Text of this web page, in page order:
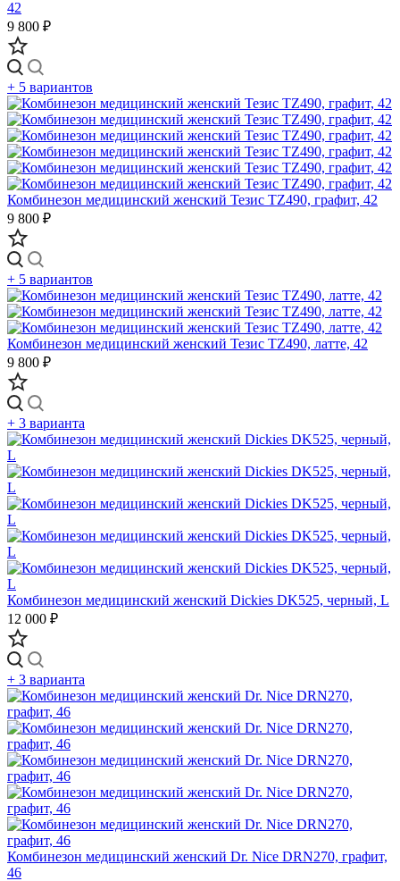
42
9 800 ₽
+ 5 вариантов
Комбинезон медицинский женский Тезис TZ490, графит, 42
9 800 ₽
+ 5 вариантов
Комбинезон медицинский женский Тезис TZ490, латте, 42
9 800 ₽
+ 3 варианта
Комбинезон медицинский женский Dickies DK525, черный, L
12 000 ₽
+ 3 варианта
Комбинезон медицинский женский Dr. Nice DRN270, графит,
46